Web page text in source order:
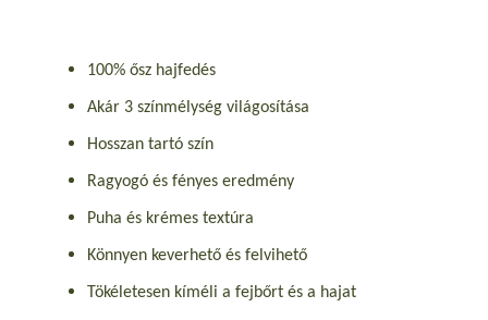
100% ősz hajfedés
Akár 3 színmélység világosítása
Hosszan tartó szín
Ragyogó és fényes eredmény
Puha és krémes textúra
Könnyen keverhető és felvihető
Tökéletesen kíméli a fejbőrt és a hajat